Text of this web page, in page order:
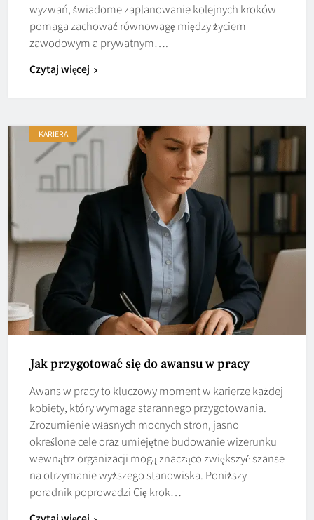
wyzwań, świadome zaplanowanie kolejnych kroków
pomaga zachować równowagę między życiem
zawodowym a prywatnym….
Czytaj więcej
KARIERA
Jak przygotować się do awansu w pracy
Awans w pracy to kluczowy moment w karierze każdej
kobiety, który wymaga starannego przygotowania.
Zrozumienie własnych mocnych stron, jasno
określone cele oraz umiejętne budowanie wizerunku
wewnątrz organizacji mogą znacząco zwiększyć szanse
na otrzymanie wyższego stanowiska. Poniższy
poradnik poprowadzi Cię krok…